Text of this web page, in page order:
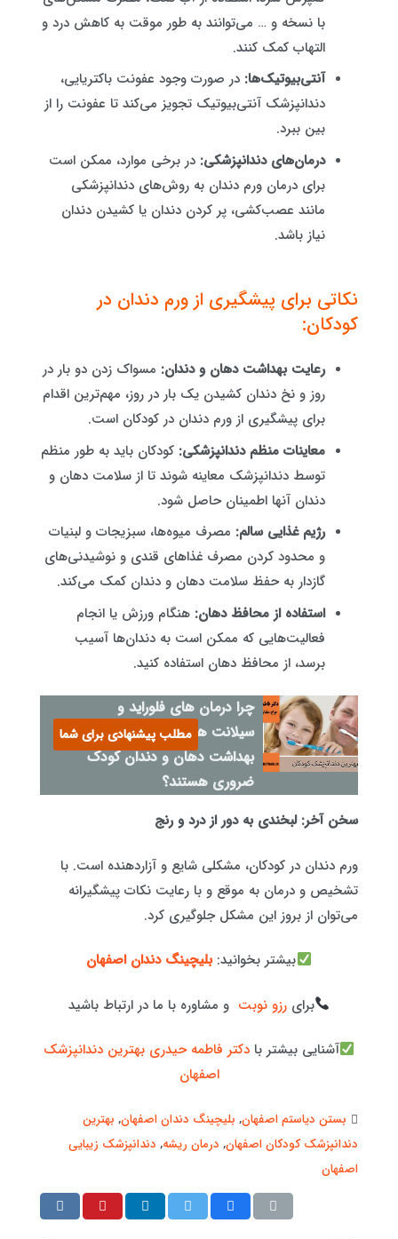
با نسخه و … می‌توانند به طور موقت به کاهش درد و
التهاب کمک کنند.
آنتی‌بیوتیک‌ها: در صورت وجود عفونت باکتریایی،
دندانپزشک آنتی‌بیوتیک تجویز می‌کند تا عفونت را از
بین ببرد.
درمان‌های دندانپزشکی: در برخی موارد، ممکن است
برای درمان ورم دندان به روش‌های دندانپزشکی
مانند عصب‌کشی، پر کردن دندان یا کشیدن دندان
نیاز باشد.
نکاتی برای پیشگیری از ورم دندان در
کودکان:
رعایت بهداشت دهان و دندان: مسواک زدن دو بار در
روز و نخ دندان کشیدن یک بار در روز، مهم‌ترین اقدام
برای پیشگیری از ورم دندان در کودکان است.
معاینات منظم دندانپزشکی: کودکان باید به طور منظم
توسط دندانپزشک معاینه شوند تا از سلامت دهان و
دندان آنها اطمینان حاصل شود.
رژیم غذایی سالم: مصرف میوه‌ها، سبزیجات و لبنیات
و محدود کردن مصرف غذاهای قندی و نوشیدنی‌های
گازدار به حفظ سلامت دهان و دندان کمک می‌کند.
استفاده از محافظ دهان: هنگام ورزش یا انجام
فعالیت‌هایی که ممکن است به دندان‌ها آسیب
برسد، از محافظ دهان استفاده کنید.
چرا درمان های فلوراید و
سیلانت های دندانی برای
بهداشت دهان و دندان کودک
ضروری هستند؟
مطلب پیشنهادی برای شما
سخن آخر: لبخندی به دور از درد و رنج
ورم دندان در کودکان، مشکلی شایع و آزاردهنده است. با
تشخیص و درمان به موقع و با رعایت نکات پیشگیرانه
می‌توان از بروز این مشکل جلوگیری کرد.
بیشتر بخوانید:بلیچینگ دندان اصفهان
برای رزو نوبت و مشاوره با ما در ارتباط باشید
آشنایی بیشتر بادکتر فاطمه حیدری بهترین دندانپزشک
اصفهان
بستن دیاستم اصفهان, بلیچینگ دندان اصفهان, بهترین
دندانپزشک کودکان اصفهان, درمان ریشه, دندانپزشک زیبایی
اصفهان